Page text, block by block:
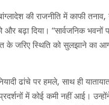
की राजनीति में काफी
दिया। “सार्वजनिक भवनों
के जरिए स्थिति को सुलझाने का
ढांचे पर हमले, साथ ही
में कोई कमी नहीं आई।